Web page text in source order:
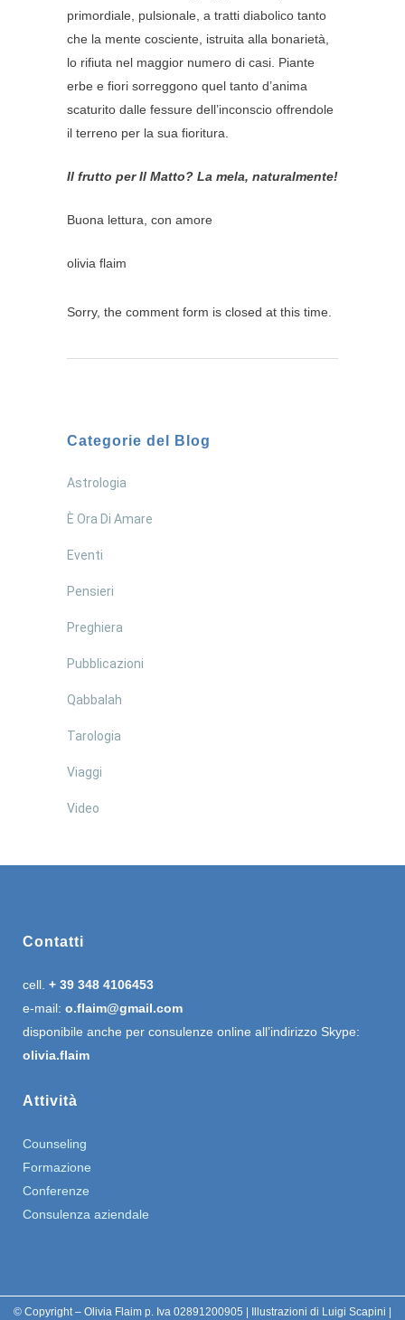
primordiale, pulsionale, a tratti diabolico tanto
che la mente cosciente, istruita alla bonarietà,
lo rifiuta nel maggior numero di casi. Piante
erbe e fiori sorreggono quel tanto d’anima
scaturito dalle fessure dell’inconscio offrendole
il terreno per la sua fioritura.
Il frutto per Il Matto? La mela, naturalmente!
Buona lettura, con amore
olivia flaim
Sorry, the comment form is closed at this time.
Categorie del Blog
Astrologia
È Ora Di Amare
Eventi
Pensieri
Preghiera
Pubblicazioni
Qabbalah
Tarologia
Viaggi
Video
Contatti
cell. + 39 348 4106453
e-mail: o.flaim@gmail.com
disponibile anche per consulenze online all’indirizzo Skype:
olivia.flaim
Attività
Counseling
Formazione
Conferenze
Consulenza aziendale
© Copyright – Olivia Flaim p. Iva 02891200905 | Illustrazioni di Luigi Scapini |